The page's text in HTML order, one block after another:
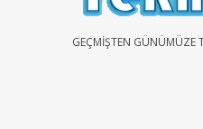
FREEGEÇMIŞTEN GÜNÜMÜZE